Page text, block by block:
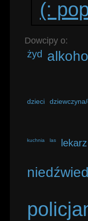
(:
Dowcipy o:
żyd
dzieci dziewczyna/
kuchnia las lekarz